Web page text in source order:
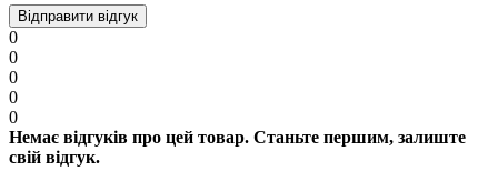
Відправити відгук
0
0
0
0
0
Немає відгуків про цей товар. Станьте першим, залиште
свій відгук.